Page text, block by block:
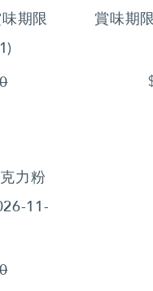
期限
賞味期
力粉
11-